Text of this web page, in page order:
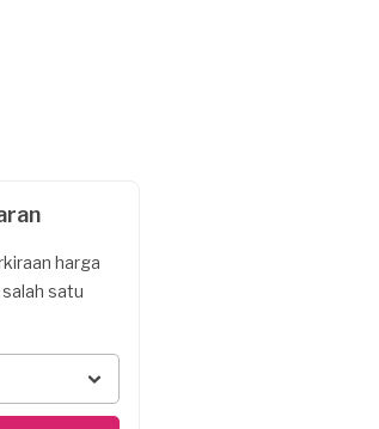
harga
satu